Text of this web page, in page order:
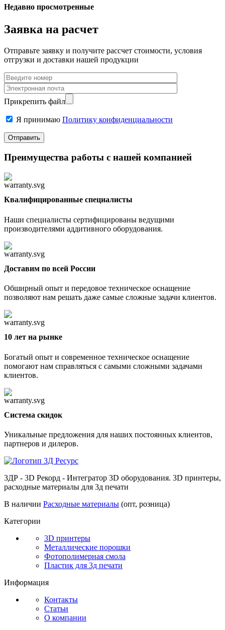
Недавно просмотренные
Заявка на расчет
Отправьте заявку и получите рассчет стоимости, условия
отгрузки и доставки нашей продукции
Прикрепить файл
Я принимаю Политику конфиденциальности
Преимущества работы с нашей компанией
Квалифицированные специалисты
Наши специалисты сертифицированы ведущими
производителями аддитивного оборудования.
Доставим по всей России
Обширный опыт и передовое техническое оснащение
позволяют нам решать даже самые сложные задачи клиентов.
10 лет на рынке
Богатый опыт и современное техническое оснащение
помогают нам справляться с самыми сложными задачами
клиентов.
Cистема скидок
Уникальные предложения для наших постоянных клиентов,
партнеров и дилеров.
3ДР - 3D Рекорд - Интегратор 3D оборудования. 3D принтеры,
расходные материалы для 3д печати
В наличии Расходные материалы (опт, розница)
Категории
3D принтеры
Металлические порошки
Фотополимерная смола
Пластик для 3д печати
Информация
Контакты
Статьи
О компании